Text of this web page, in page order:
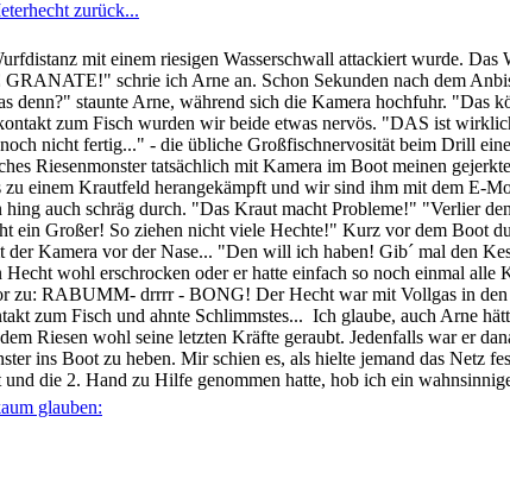
mit einem riesigen Wasserschwall attackiert wurde. Das
schrie ich Arne an. Schon Sekunden nach dem
denn?" staunte Arne, während sich die Kamera hochfuhr. "Das
zum Fisch wurden wir beide etwas nervös. "DAS ist
nicht fertig..." - die übliche Großfischnervosität beim Drill
Riesenmonster tatsächlich mit Kamera im Boot meinen
einem Krautfeld herangekämpft und wir sind ihm mit dem E-
auch schräg durch. "Das Kraut macht Probleme!" "Verlier
ein Großer! So ziehen nicht viele Hechte!" Kurz vor dem Boot
Kamera vor der Nase... "Den will ich haben! Gib´ mal den
wohl erschrocken oder er hatte einfach so noch einmal alle
zu: RABUMM- drrrr - BONG! Der Hecht war mit Vollgas in
zum Fisch und ahnte Schlimmstes... Ich glaube, auch Arne
Riesen wohl seine letzten Kräfte geraubt. Jedenfalls war er
ins Boot zu heben. Mir schien es, als hielte jemand das Netz
die 2. Hand zu Hilfe genommen hatte, hob ich ein